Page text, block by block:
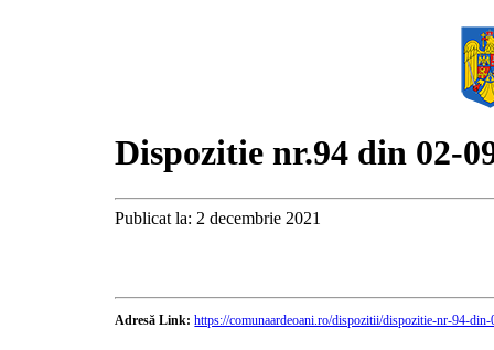
Dispozitie nr.94 din 02-
Publicat la: 2 decembrie 2021
Adresă Link: https://comunaardeoani.ro/dispozitii/dispozitie-nr-94-